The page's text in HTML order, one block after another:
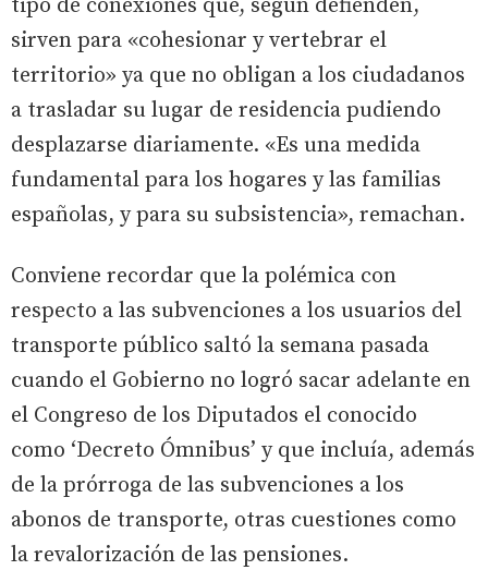
tipo de conexiones que, según defienden,
sirven para «cohesionar y vertebrar el
territorio» ya que no obligan a los ciudadanos
a trasladar su lugar de residencia pudiendo
desplazarse diariamente. «Es una medida
fundamental para los hogares y las familias
españolas, y para su subsistencia», remachan.
Conviene recordar que la polémica con
respecto a las subvenciones a los usuarios del
transporte público saltó la semana pasada
cuando el Gobierno no logró sacar adelante en
el Congreso de los Diputados el conocido
como ‘Decreto Ómnibus’ y que incluía, además
de la prórroga de las subvenciones a los
abonos de transporte, otras cuestiones como
la revalorización de las pensiones.